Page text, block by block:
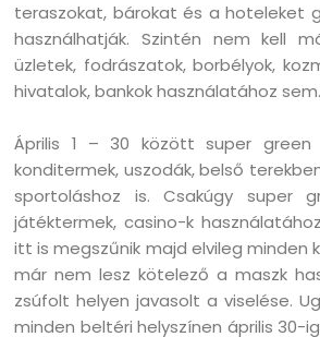
teraszokat, bárokat és a hoteleket
használhatják. Szintén nem kell
üzletek, fodrászatok, borbélyok,
hivatalok, bankok használatához sem.
Április 1 – 30 között super
konditermek, uszodák, belső
sportoláshoz is. Csakúgy super
játéktermek, casino-k
itt is megszűnik majd elvileg minden
már nem lesz kötelező a maszk
zsúfolt helyen javasolt a viselése.
minden beltéri helyszínen április 30-